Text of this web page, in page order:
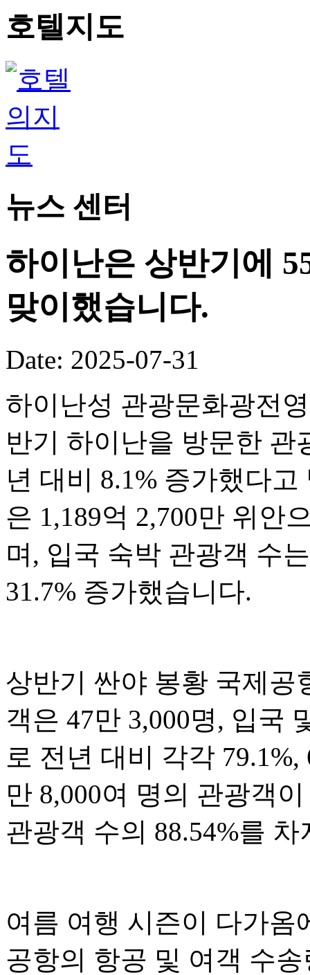
호텔지도
뉴스 센터
하이난은 상반기에
맞이했습니다.
Date: 2025-07-31
하이난성 관광문화광전
반기 하이난을 방문한 관
년 대비 8.1% 증가했다
은 1,189억 2,700만 위안
며, 입국 숙박 관광객 수
31.7% 증가했습니다.
상반기 싼야 봉황 국제공
객은 47만 3,000명, 입국
로 전년 대비 각각
만 8,000여 명의 관광객
관광객 수의 88.54%를
여름 여행 시즌이 다가옴
공항의 항공 및 여객 수